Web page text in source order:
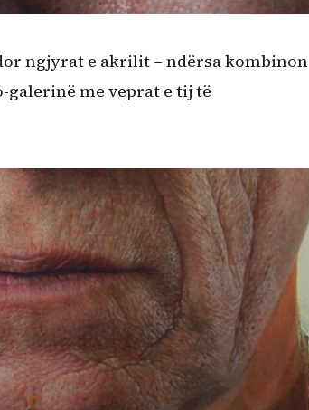
ngjyrat e akrilit – ndërsa kombinon
me veprat e tij të